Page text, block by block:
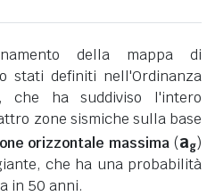
della mappa di
stati definiti nell'Ordinanza
che ha suddiviso l'intero
zone sismiche sulla base
orizzontale massima (ag)
che ha una probabilità
in 50 anni.